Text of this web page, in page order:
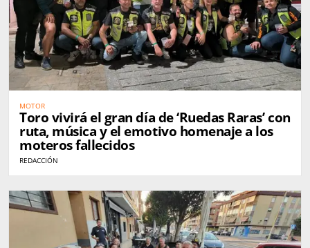
MOTOR
Toro vivirá el gran día de ‘Ruedas Raras’ con
ruta, música y el emotivo homenaje a los
moteros fallecidos
REDACCIÓN